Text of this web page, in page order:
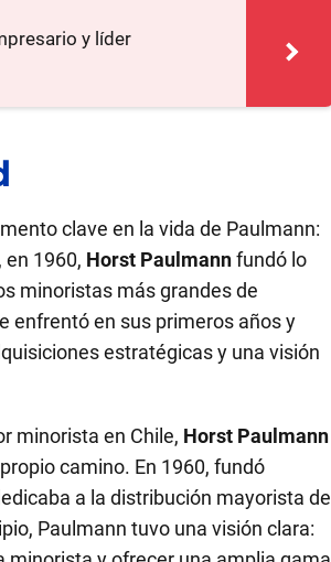
y líder
clave en la vida de Paulmann:
en 1960, Horst Paulmannfundó lo
minoristas más grandes de
enfrentó en sus primeros años y
estratégicas y una visión
minorista en Chile, Horst Paulmann
camino. En 1960, fundó
a la distribución mayorista de
Paulmann tuvo una visión clara: